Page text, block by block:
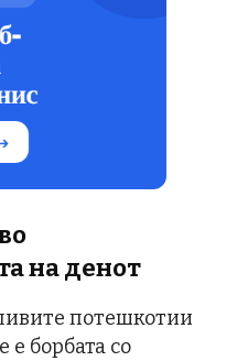
на денот
потешкотии
борбата со